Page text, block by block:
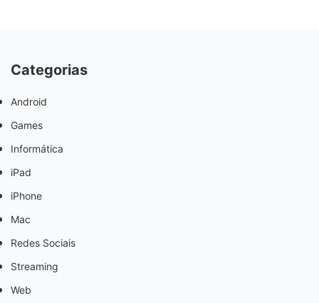
Categorias
Android
Games
Informática
iPad
iPhone
Mac
Redes Sociais
Streaming
Web